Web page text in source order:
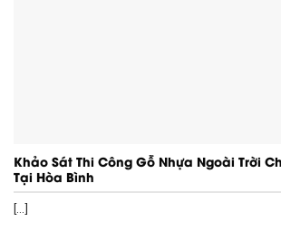
Khảo Sát Thi Công Gỗ Nhựa Ngoài Trời
Tại Hòa Bình
[...]